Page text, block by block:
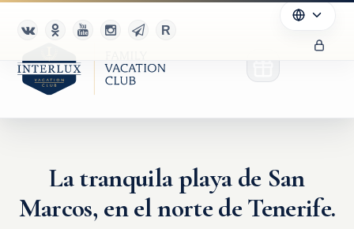
La tranquila playa de San
Marcos, en el norte de Tenerife.